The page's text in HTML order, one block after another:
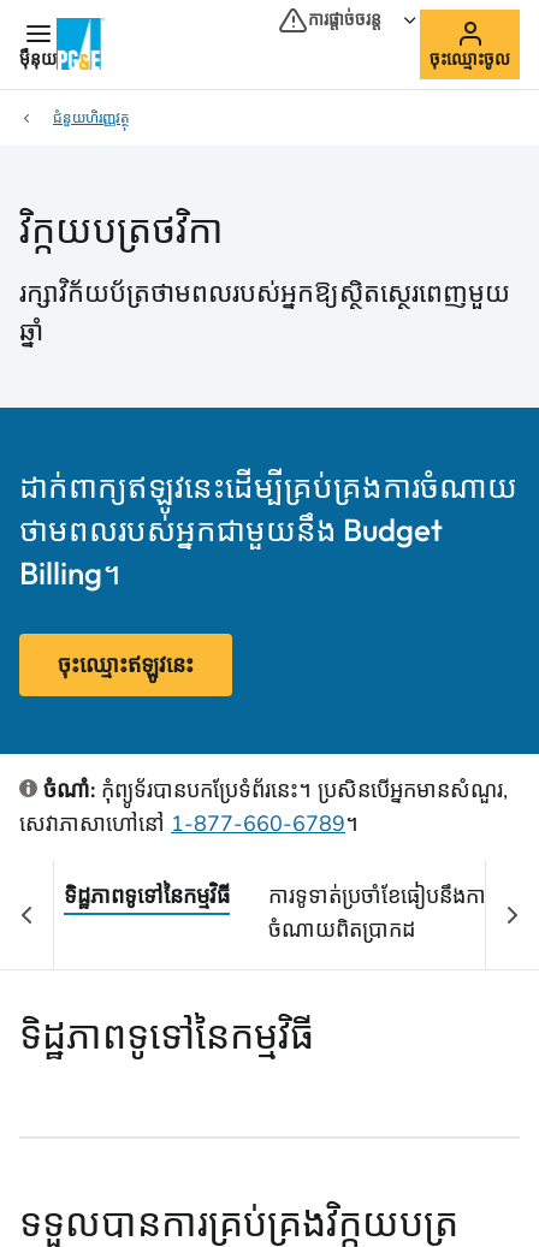
ម៉ឺនុយ
ការផ្ដាច់ចរន្ត
ចុះឈ្មោះចូល
ជំនួយហិរញ្ញវត្ថុ
វិក្កយបត្រថវិកា
រក្សាវិក័យប័ត្រថាមពលរបស់អ្នកឱ្យស្ថិតស្ថេរពេញមួយ
ឆ្នាំ
ដាក់ពាក្យឥឡូវនេះដើម្បីគ្រប់គ្រងការចំណាយ
ថាមពលរបស់អ្នកជាមួយនឹង Budget
Billing។
ចុះឈ្មោះឥឡូវនេះ
ចំណាំ: កុំព្យូទ័របានបកប្រែទំព័រនេះ។ ប្រសិនបើអ្នកមានសំណួរ,
សេវាភាសាហៅនៅ 1-877-660-6789។
ទិដ្ឋភាពទូទៅនៃកម្មវិធី
ការទូទាត់ប្រចាំខែធៀបនឹងការ
ចំណាយពិតប្រាកដ
ទិដ្ឋភាពទូទៅនៃកម្មវិធី
ទទួលបានការគ្រប់គ្រងវិក្កយបត្រ